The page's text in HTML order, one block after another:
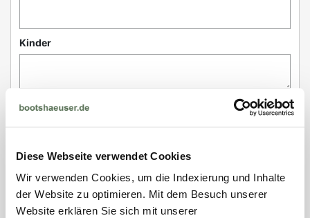
Diese Webseite verwendet Cookies
Wir verwenden Cookies, um die Indexierung und Inhalte
der Website zu optimieren. Mit dem Besuch unserer
Website erklären Sie sich mit unserer
Kinder
Haustiere
Kontakt
Anrede *